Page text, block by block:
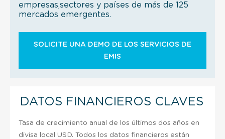
empresas,sectores y países de más de 125
mercados emergentes.
SOLICITE UNA DEMO DE LOS SERVICIOS DE
EMIS
DATOS FINANCIEROS CLAVES
Tasa de crecimiento anual de los últimos dos años en
divisa local USD. Todos los datos financieros están